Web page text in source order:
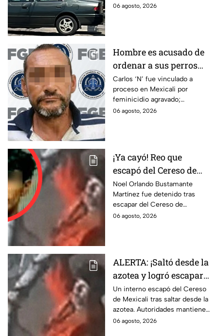
de este jueves; siguen las
06 agosto, 2026
Hombre es acusado de
ordenar a sus perros
atacar a su hermana
con discapacidad
auditiva en Mexicali; lo
procesan por
Carlos ‘N’ fue vinculado a
proceso en Mexicali por
feminicidio agravado;
autoridades señalan un
06 agosto, 2026
¡Ya cayó! Reo que
escapó del Cereso de
Mexicali es detenido
tras operativo hoy 6 de
agosto
Noel Orlando Bustamante
Martínez fue detenido tras
escapar del Cereso de
Mexicali. Autoridades
06 agosto, 2026
ALERTA: ¡Saltó desde la
azotea y logró escapar!
Reo burla la seguridad
del Cereso de Mexicali
y continúa prófugo ⚠️
Un interno escapó del Cereso
de Mexicali tras saltar desde la
azotea. Autoridades mantienen
un operativo para localizarlo.
06 agosto, 2026